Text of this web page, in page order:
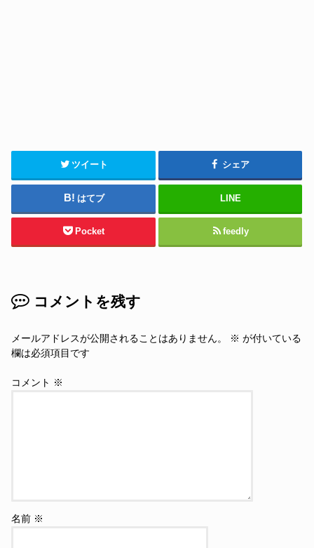
ツイート シェア
はてブ LINE
Pocket feedly
コメントを残す
メールアドレスが公開されることはありません。 ※ が付いている
欄は必須項目です
コメント ※
名前 ※